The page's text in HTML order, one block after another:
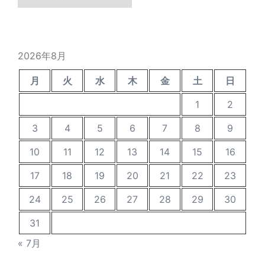
2026年8月
月 火 水 木 金 土
日
1
2
3
4 5 6 7 8
9
10
11 12 13 14 15
16
17
18 19 20 21 22
23
24
25 26 27 28 29
30
31
« 7月